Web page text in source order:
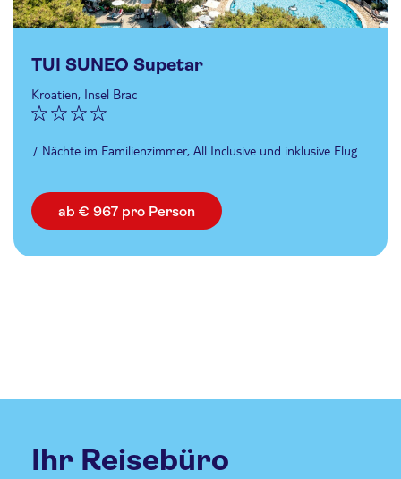
TUI SUNEO Supetar
Kroatien, Insel Brac
7 Nächte im Familienzimmer, All Inclusive und inklusive Flug
ab € 967 pro Person
Ihr Reisebüro